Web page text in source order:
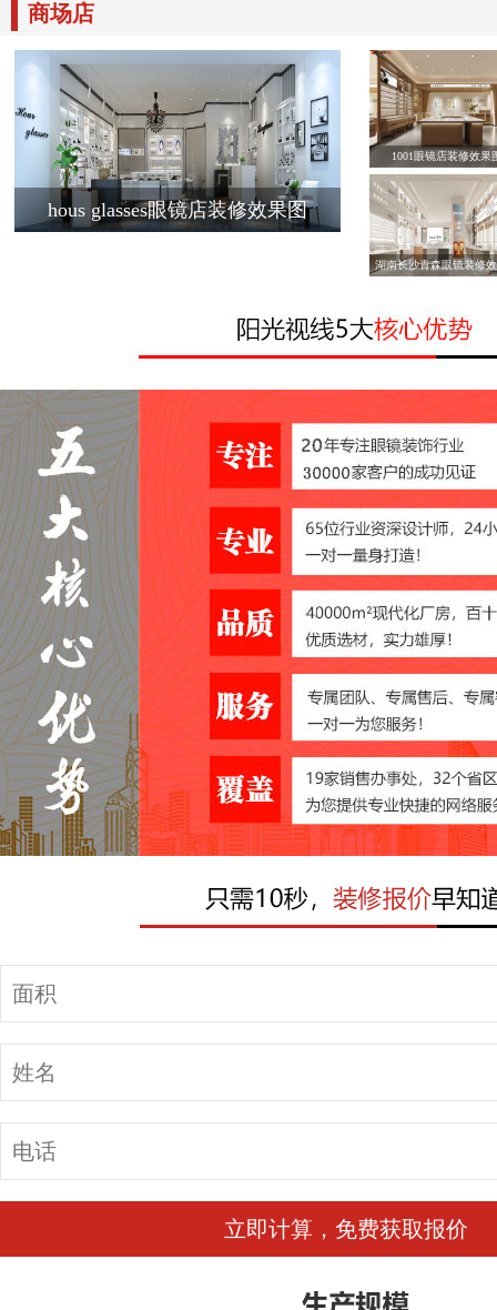
商场店
hous glasses眼镜店装修效果图
1001眼镜店装修效果
湖南长沙青森眼镜装修